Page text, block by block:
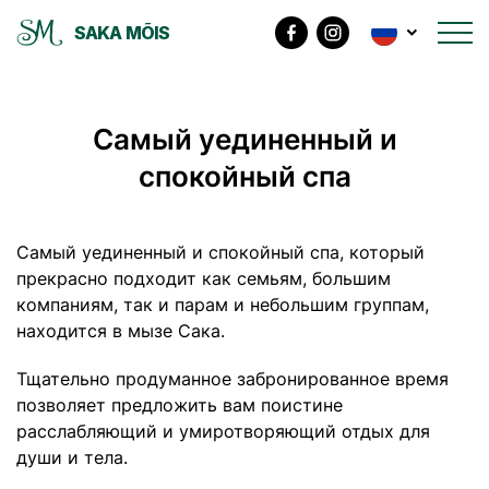
SAKA MÕIS
Самый уединенный и
спокойный спа
Самый уединенный и спокойный спа, который
прекрасно подходит как семьям, большим
компаниям, так и парам и небольшим группам,
находится в мызе Сака.
Тщательно продуманное забронированное время
позволяет предложить вам поистине
расслабляющий и умиротворяющий отдых для
души и тела.